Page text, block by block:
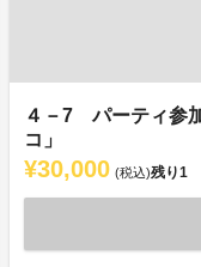
４－7 パーティ参
コ」
¥30,000 (税込)残り1